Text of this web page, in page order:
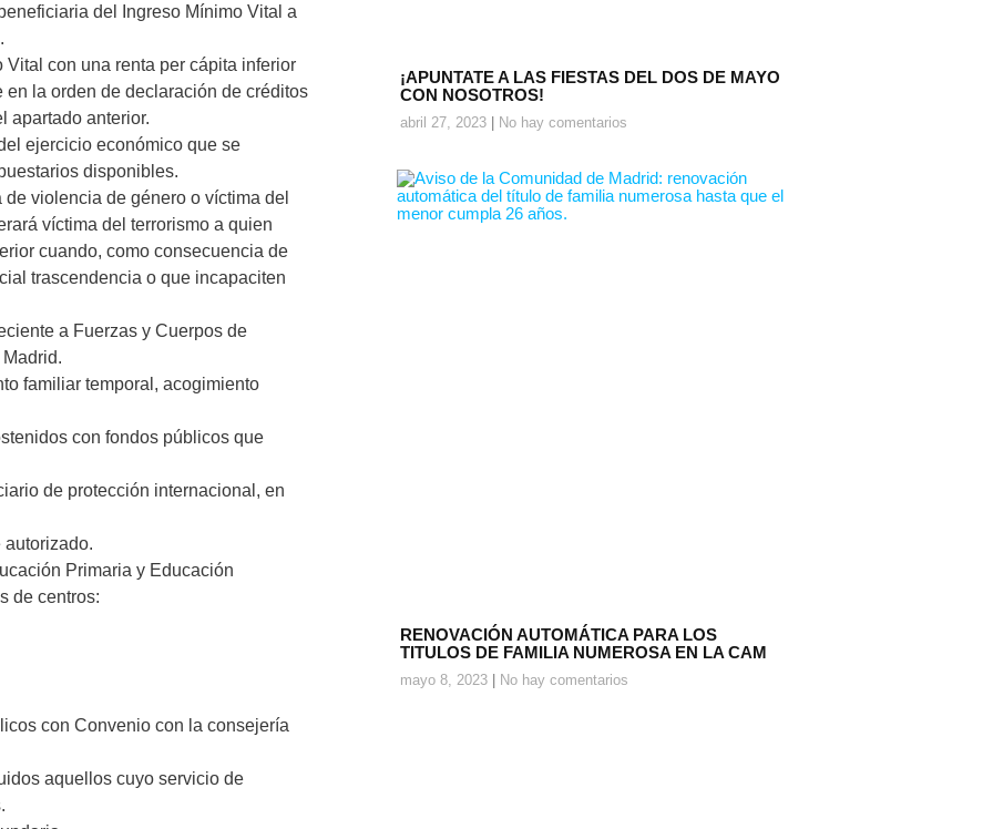
del Ingreso Mínimo Vital a
con una renta per cápita inferior
la orden de declaración de créditos
apartado anterior.
ejercicio económico que se
disponibles.
violencia de género o víctima del
víctima del terrorismo a quien
cuando, como consecuencia de
trascendencia o que incapaciten
a Fuerzas y Cuerpos de
familiar temporal, acogimiento
con fondos públicos que
de protección internacional, en
autorizado.
Primaria y Educación
de centros:
con Convenio con la consejería
aquellos cuyo servicio de
¡APUNTATE A LAS FIESTAS DEL DOS DE MAYO
CON NOSOTROS!
abril 27, 2023 No hay comentarios
RENOVACIÓN AUTOMÁTICA PARA LOS
TITULOS DE FAMILIA NUMEROSA EN LA CAM
mayo 8, 2023 No hay comentarios